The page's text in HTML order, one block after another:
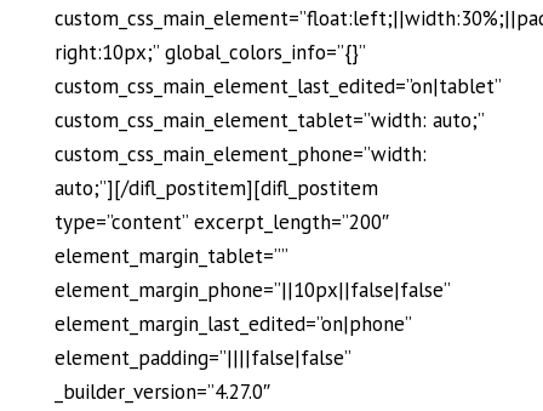
right:10px;” global_colors_info=”{}”
custom_css_main_element_last_edited=”on|tablet”
custom_css_main_element_tablet=”width: auto;”
custom_css_main_element_phone=”width:
auto;”][/difl_postitem][difl_postitem
type=”content” excerpt_length=”200″
element_margin_tablet=””
element_margin_phone=”||10px||false|false”
element_margin_last_edited=”on|phone”
element_padding=”||||false|false”
_builder_version=”4.27.0″